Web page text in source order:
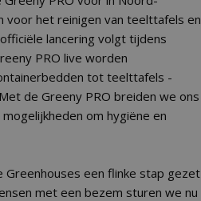
voor het reinigen van teelttafels en
lancering volgt tijdens
PRO live worden
tot teelttafels -
de Greeny PRO breiden we ons
om hygiëne en
Greenhouses een flinke stap gezet
met een bezem sturen we nu